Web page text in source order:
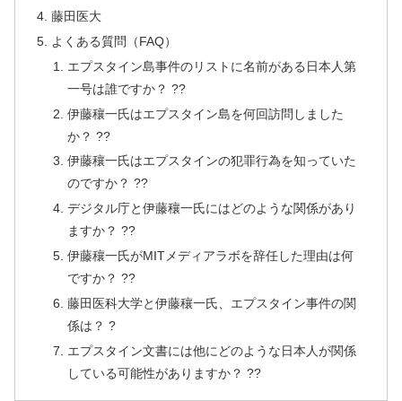
藤田医大
よくある質問（FAQ）
エプスタイン島事件のリストに名前がある日本人第
一号は誰ですか？ ??
伊藤穰一氏はエプスタイン島を何回訪問しました
か？ ??
伊藤穰一氏はエプスタインの犯罪行為を知っていた
のですか？ ??
デジタル庁と伊藤穰一氏にはどのような関係があり
ますか？ ??
伊藤穰一氏がMITメディアラボを辞任した理由は何
ですか？ ??
藤田医科大学と伊藤穰一氏、エプスタイン事件の関
係は？ ?
エプスタイン文書には他にどのような日本人が関係
している可能性がありますか？ ??